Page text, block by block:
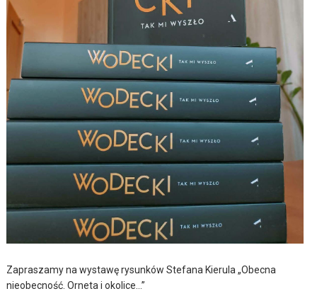
Zapraszamy na wystawę rysunków Stefana Kierula „Obecna
nieobecność. Orneta i okolice…”